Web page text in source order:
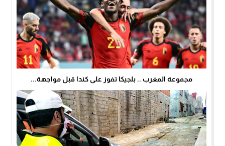
مجموعة المغرب .. بلجيكا تفوز على كندا قبل مواجهة...